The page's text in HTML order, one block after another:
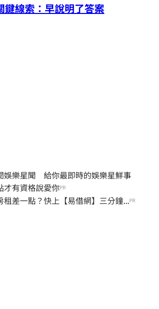
線索：早說明了答案
娛樂星聞 給你最即時的娛樂星鮮事
才有資格說愛你PR
租差一點？快上【易借網】三分鐘...PR